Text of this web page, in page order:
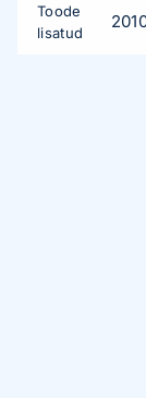
Toode
lisatud